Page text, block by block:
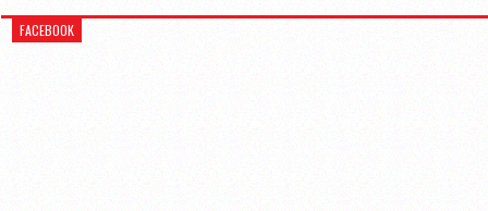
FACEBOOK